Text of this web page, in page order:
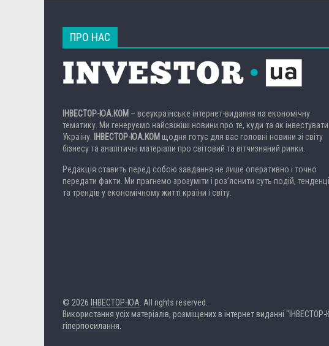
ПРО НАС
ІНВЕСТОР-ЮА.КОМ – всеукраїнське інтернет-видання на економічну
тематику. Ми генеруємо найсвіжіші новини про те, куди та як
Україну. ІНВЕСТОР-ЮА.КОМ щодня готує для вас головні новини зі світу
бізнесу та аналітичні матеріали про світовий та вітчизняний ринки.
Редакція ставить перед собою завдання не лише оперативно і точно
передати факти. Ми прагнемо зрозуміти і роз’яснити суть подій,
та трендів у економічному житті країни і світу.
© 2026 ІНВЕСТОР-ЮА. All rights reserved.
Використання усіх матеріалів, розміщених в інтернет виданні
гіперпосилання.